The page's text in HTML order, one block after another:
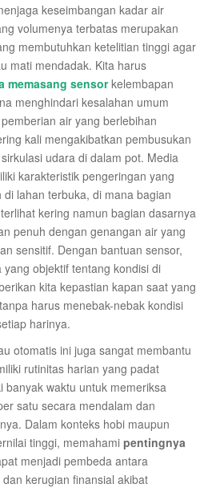
keseimbangan kadar air
volumenya terbatas merupakan
membutuhkan ketelitian tinggi agar
mati mendadak. Kita harus
memasang sensorkelembapan
menghindari kesalahan umum
air yang berlebihan
kali mengakibatkan pembusukan
udara di dalam pot. Media
karakteristik pengeringan yang
lahan terbuka, di mana bagian
kering namun bagian dasarnya
penuh dengan genangan air yang
sensitif. Dengan bantuan sensor,
objektif tentang kondisi di
kita kepastian kapan saat yang
harus menebak-nebak kondisi
harinya.
otomatis ini juga sangat membantu
rutinitas harian yang padat
banyak waktu untuk memeriksa
satu secara mendalam dan
Dalam konteks hobi maupun
tinggi, memahami pentingnya
menjadi pembeda antara
kerugian finansial akibat